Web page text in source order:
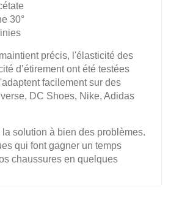
30°
précis, l'élasticité des
d’étirement ont été testées
facilement sur des
DC Shoes, Nike, Adidas
la solution à bien des problèmes.
qui font gagner un temps
chaussures en quelques